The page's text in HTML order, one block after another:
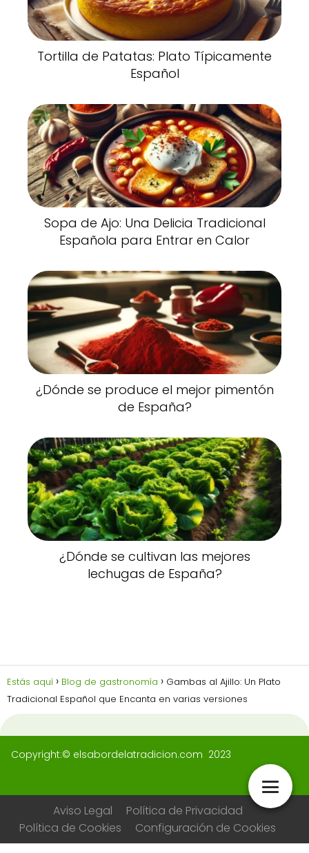
Tortilla de Patatas: Plato Típicamente
Español
Sopa de Ajo: Una Delicia Tradicional
Española para Entrar en Calor
¿Dónde se produce el mejor pimentón
de España?
¿Dónde se cultivan las mejores
lechugas de España?
Estás aquí Blog de gastronomía
Gambas al Ajillo: Un Plato
Tradicional Español que Encanta en varias versiones
Copyright:© elsabordelatradicion.com 2023
Aviso Legal
Política de Privacidad
Política de Cookies
Configuración de Cookies